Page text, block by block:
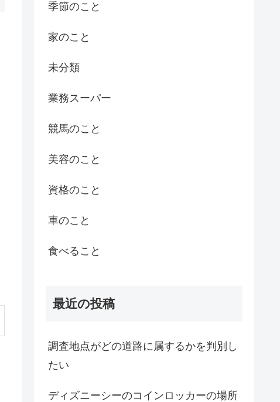
季節のこと
家のこと
未分類
業務スーパー
競馬のこと
美容のこと
資格のこと
車のこと
食べること
最近の投稿
調査地点がどの道路に属するかを判別し
たい
ディズニーシーのコインロッカーの場所